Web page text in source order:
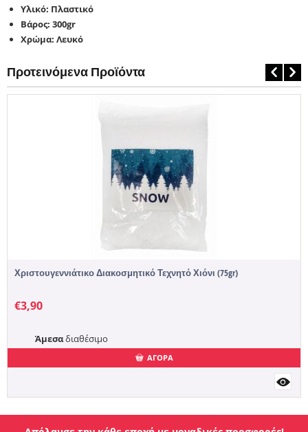
Υλικό: Πλαστικό
Βάρος: 300gr
Χρώμα: Λευκό
Προτεινόμενα Προϊόντα
Χριστουγεννιάτικο Διακοσμητικό Τεχνητό Χιόνι (75gr)
€3,90
Άμεσαδιαθέσιμο
ΑΓΟΡΑ